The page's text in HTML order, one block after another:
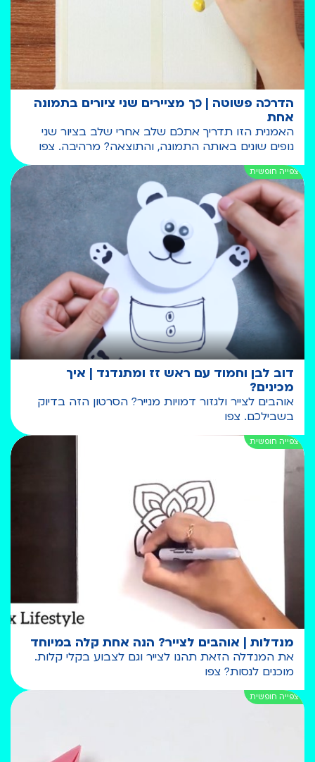
הדרכה פשוטה | כך מציירים שני ציורים בתמונה
אחת
האמנית הזו תדריך אתכם שלב אחרי שלב בציור שני
נופים שונים באותה התמונה, והתוצאה? מרהיבה. צפו
דוב לבן וחמוד עם ראש זז ומתנדנד | איך
מכינים?
אוהבים לצייר ולגזור דמויות מנייר? הסרטון הזה בדיוק
בשבילכם. צפו
מנדלות | אוהבים לצייר? הנה אחת קלה במיוחד
את המנדלה הזאת תהנו לצייר וגם לצבוע בקלי קלות.
מוכנים לנסות? צפו